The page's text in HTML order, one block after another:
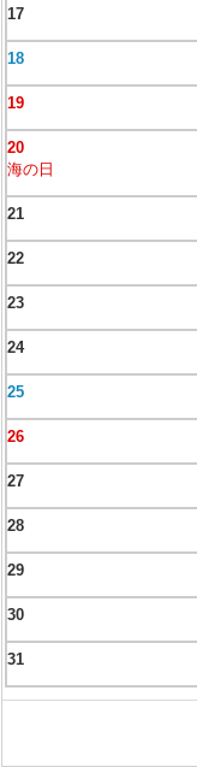
17
18
19
20
海の日
21
22
23
24
25
26
27
28
29
30
31